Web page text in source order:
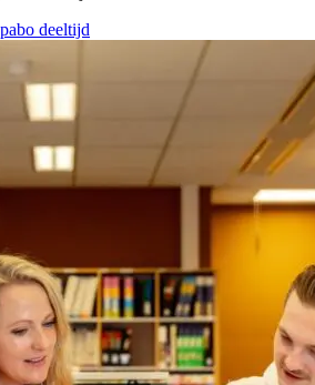
deeltijd